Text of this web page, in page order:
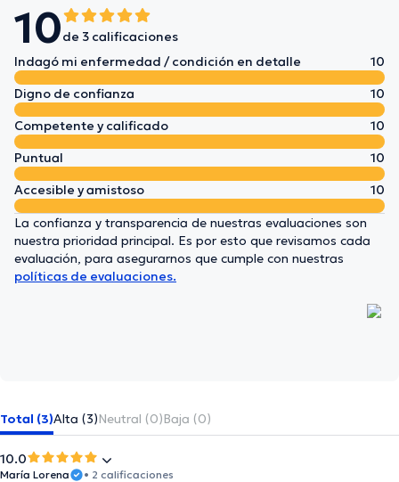
10de 3 calificaciones
Indagó mi enfermedad / condición en detalle
10
Digno de confianza
10
Competente y calificado
10
Puntual
10
Accesible y amistoso
10
La confianza y transparencia de nuestras evaluaciones son
nuestra prioridad principal. Es por esto que revisamos cada
evaluación, para asegurarnos que cumple con nuestras
políticas de evaluaciones.
Total (3)Alta (3)Neutral (0)Baja (0)
10.0
María Lorena
• 2 calificaciones